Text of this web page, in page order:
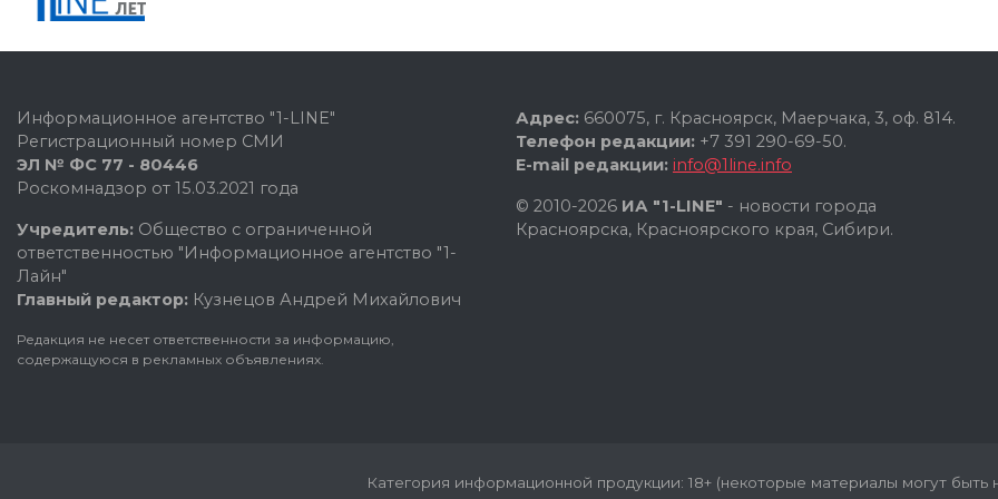
Информационное агентство "1-LINE"
Регистрационный номер СМИ
ЭЛ № ФС 77 - 80446
Роскомнадзор от 15.03.2021 года
Учредитель: Общество с ограниченной
ответственностью "Информационное агентство "1-
Лайн"
Главный редактор: Кузнецов Андрей Михайлович
Редакция не несет ответственности за информацию,
содержащуюся в рекламных объявлениях.
Адрес: 660075, г. Красноярск, Маерчака, 3, оф. 814.
Телефон редакции: +7 391 290-69-50.
E-mail редакции: info@1line.info
© 2010-2026 ИА "1-LINE" - новости города
Красноярска, Красноярского края, Сибири.
Категория информационной продукции: 18+ (некоторые материалы могут быть